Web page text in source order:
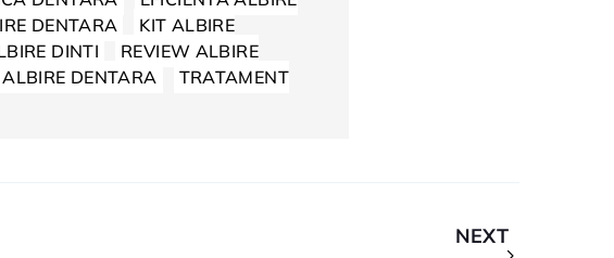
DENTARA
KIT ALBIRE
DINTI
REVIEW ALBIRE
DENTARA
TRATAMENT
NEXT